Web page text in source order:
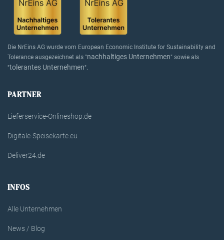
Die NrEins AG wurde vom European Economic Institute for Sustainability and
Tolerance ausgezeichnet als "nachhaltiges Unternehmen" sowie als
"tolerantes Unternehmen".
PARTNER
Lieferservice-Onlineshop.de
Digitale-Speisekarte.eu
Deliver24.de
INFOS
Alle Unternehmen
News / Blog